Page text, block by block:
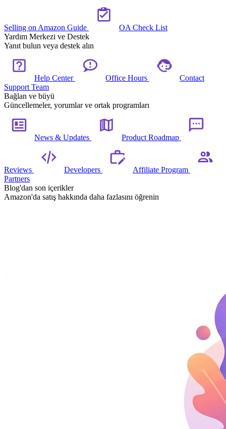
Selling on Amazon Guide
OA Check List
Yardım Merkezi ve Destek
Yanıt bulun veya destek alın
Help Center Office Hours
Contact
Support Team
Bağlan ve büyü
Güncellemeler, yorumlar ve ortak programları
News & Updates Product Roadmap
Reviews Developers
Affiliate Program
Partners
Blog'dan son içerikler
Amazon'da satış hakkında daha fazlasını öğrenin